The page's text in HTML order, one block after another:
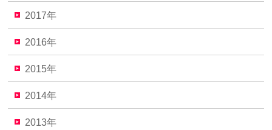
2017年
2016年
2015年
2014年
2013年